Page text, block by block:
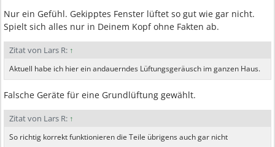
Nur ein Gefühl. Gekipptes Fenster lüftet so gut wie gar nicht.
Spielt sich alles nur in Deinem Kopf ohne Fakten ab.
Zitat von Lars R: ↑
Aktuell habe ich hier ein andauerndes Lüftungsgeräusch im ganzen Haus.
Falsche Geräte für eine Grundlüftung gewählt.
Zitat von Lars R: ↑
So richtig korrekt funktionieren die Teile übrigens auch gar nicht